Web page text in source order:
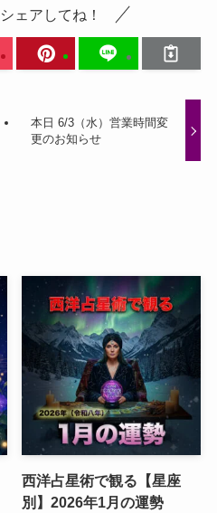
ェアしてね！
本日 6/3（水）営業時間変
更のお知らせ
西洋占星術で観る【星座
別】2026年1月の運勢